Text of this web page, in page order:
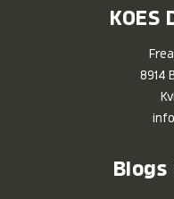
KOES
8914